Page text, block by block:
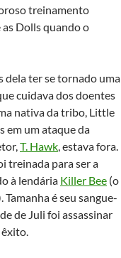
treinamento
Dolls quando o
dela ter se tornado uma
cuidava dos doentes
nativa da tribo, Little
em um ataque da
T. Hawk, estava fora.
treinada para ser a
à lendária Killer Bee (o
é seu sangue-
de Juli foi assassinar